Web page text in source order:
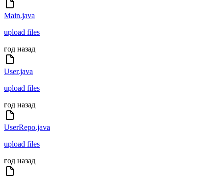
Main.java
upload files
год назад
User.java
upload files
год назад
UserRepo.java
upload files
год назад